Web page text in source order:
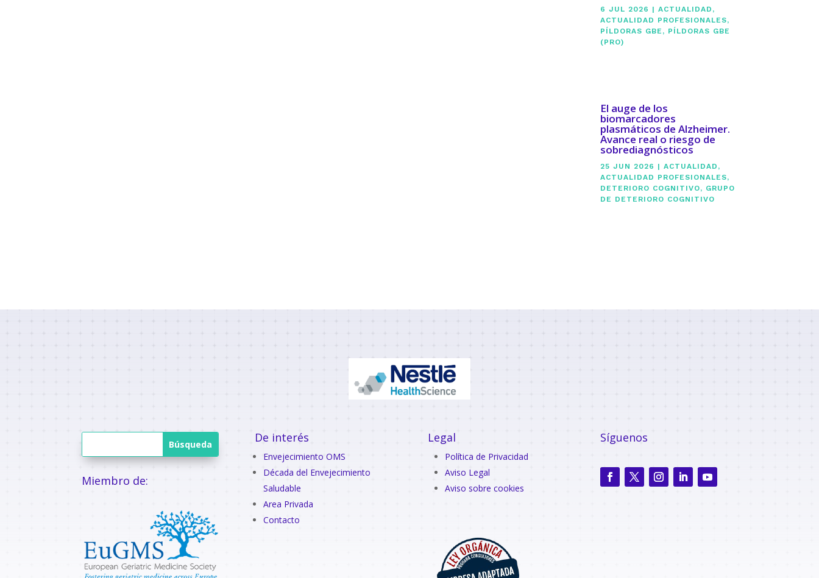
6 JUL 2026 |ACTUALIDAD ,
ACTUALIDAD PROFESIONALES,
PÍLDORAS GBE , PÍLDORAS GBE
(PRO)
El auge de los
biomarcadores
plasmáticos de Alzheimer.
Avance real o riesgo de
sobrediagnósticos
25 JUN 2026 |ACTUALIDAD ,
ACTUALIDAD PROFESIONALES,
DETERIORO COGNITIVO, GRUPO
DE DETERIORO COGNITIVO
Miembro de:
De interés
Envejecimiento OMS
Década del Envejecimiento
Saludable
Area Privada
Contacto
Legal
Política de Privacidad
Aviso Legal
Aviso sobre cookies
Síguenos